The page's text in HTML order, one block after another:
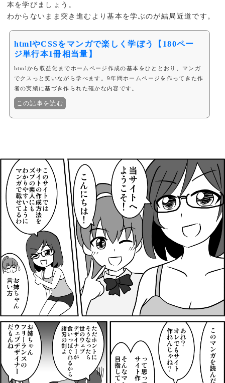
本を学びましょう。
わからないまま突き進むより基本を学ぶのが結局近道です。
htmlやCSSをマンガで楽しく学ぼう【180ペー
ジ単行本1冊相当量】
htmlから収益化までホームページ作成の基本をひととおり、マンガ
でクスっと笑いながら学べます。9年間ホームページを作ってきた作
者の実績に基づき作られた確かな内容です。
この記事を読む